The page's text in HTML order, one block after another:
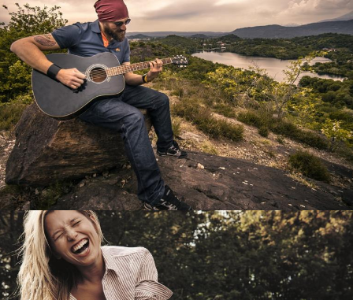
Перевод интернет-магазина
Guitaramania.ru на 1С-Битрикс
Смотреть проект